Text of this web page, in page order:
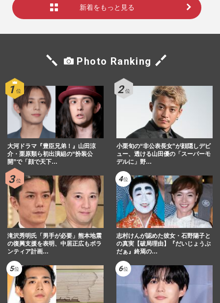
新着をもっと見る
Photo Ranking
大河ドラマ『豊臣兄弟！』山田涼
介・栗原類ら初出演組の“扮装公
開”で「顔で天下…
小栗旬の“非公表長女”が顔隠しデビ
ュー、透ける山田優の「スーパーモ
デルに」野…
滝沢秀明氏「男手が必要」熊本地震
の復興支援を表明、中居正広もボラ
ンティア計画…
志村けんが認めた彼女・石野陽子と
の真実【破局理由】『だいじょうぶ
だぁ』終焉の…